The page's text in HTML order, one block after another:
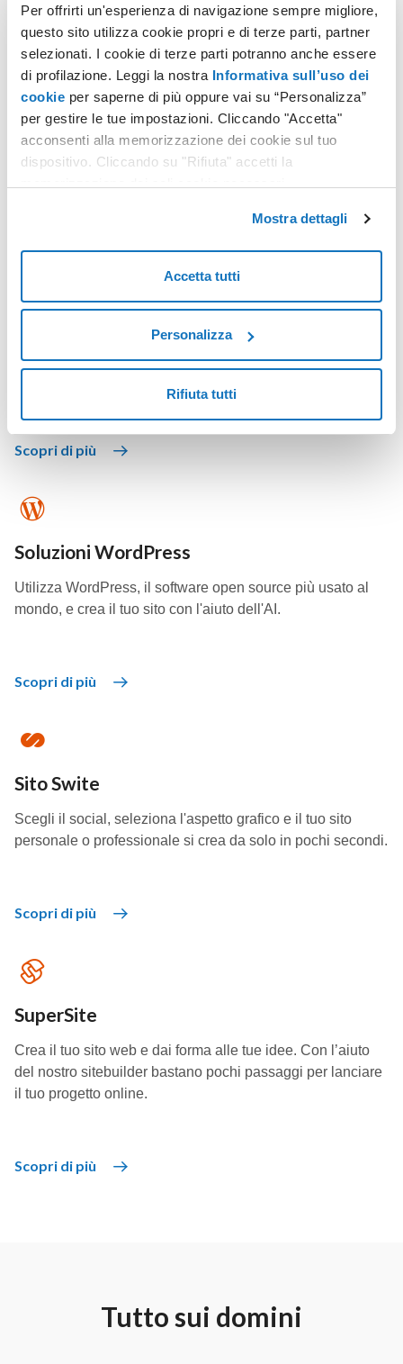
Per offrirti un'esperienza di navigazione sempre migliore,
questo sito utilizza cookie propri e di terze parti, partner
selezionati. I cookie di terze parti potranno anche essere
di profilazione. Leggi la nostra Informativa sull’uso dei
cookie per saperne di più oppure vai su “Personalizza”
per gestire le tue impostazioni. Cliccando "Accetta"
acconsenti alla memorizzazione dei cookie sul tuo
dispositivo. Cliccando su "Rifiuta" accetti la
Mostra dettagli
Accetta tutti
Personalizza
Rifiuta tutti
Piani Hosting Windows
Sfrutta uno spazio web illimitato con inclusi tanti strumenti
per dare forma al tuo sito come vuoi.
PEC su dominio
Crea caselle email certificate personalizzate per inviare
email con lo stesso valore legale di una raccomandata con
Scopri di più
Soluzioni WordPress
Utilizza WordPress, il software open source più usato al
mondo, e crea il tuo sito con l'aiuto dell'AI.
Scopri di più
Sito Swite
Scegli il social, seleziona l'aspetto grafico e il tuo sito
personale o professionale si crea da solo in pochi secondi.
Scopri di più
SuperSite
Crea il tuo sito web e dai forma alle tue idee. Con l’aiuto
del nostro sitebuilder bastano pochi passaggi per lanciare
il tuo progetto online.
Scopri di più
Tutto sui domini